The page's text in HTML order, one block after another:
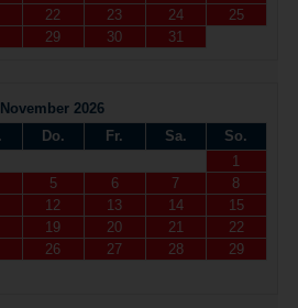
22 23 24
25
29 30 31
November 2026
Do. Fr. Sa.
So.
1
5 6 7
8
12 13 14
15
19 20 21
22
26 27 28
29